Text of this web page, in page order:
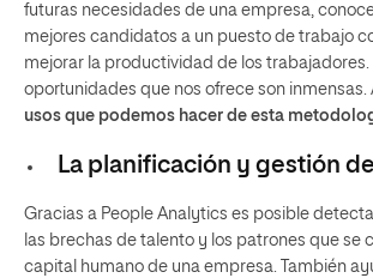
futuras necesidades de una empresa,
mejores candidatos a un puesto de trabajo
mejorar la productividad de los trabajadores.
oportunidades que nos ofrece son inmensas.
usos que podemos hacer de esta
La planificación y gestión
Gracias a People Analytics es posible
las brechas de talento y los patrones que se
capital humano de una empresa. También